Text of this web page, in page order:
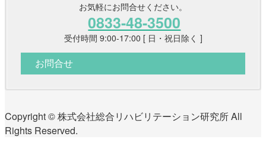
お気軽にお問合せください。
0833-48-3500
受付時間 9:00-17:00 [ 日・祝日除く ]
お問合せ
Copyright © 株式会社総合リハビリテーション研究所 All
Rights Reserved.